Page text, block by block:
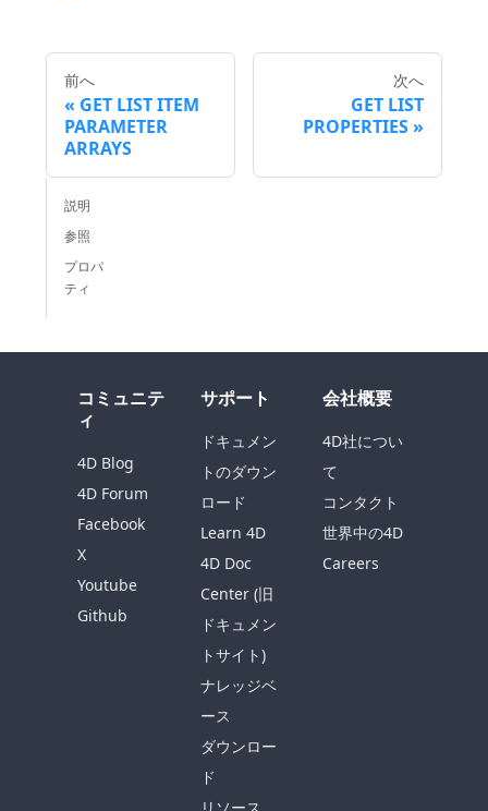
前へ
GET LIST ITEM
PARAMETER
ARRAYS
次へ
GET LIST
PROPERTIES
説明
参照
プロパ
ティ
コミュニテ
ィ
4D Blog
4D Forum
Facebook
X
Youtube
Github
サポート
ドキュメン
トのダウン
ロード
Learn 4D
4D Doc
Center (旧
ドキュメン
トサイト)
ナレッジベ
ース
ダウンロー
ド
会社概要
4D社につい
て
コンタクト
世界中の4D
Careers